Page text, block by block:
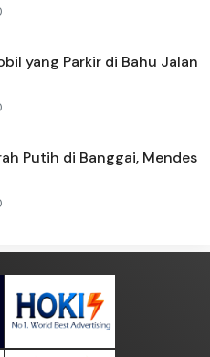
yang Parkir di Bahu Jalan
Putih di Banggai, Mendes